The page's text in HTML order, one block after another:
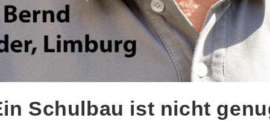
Schulbau ist nicht